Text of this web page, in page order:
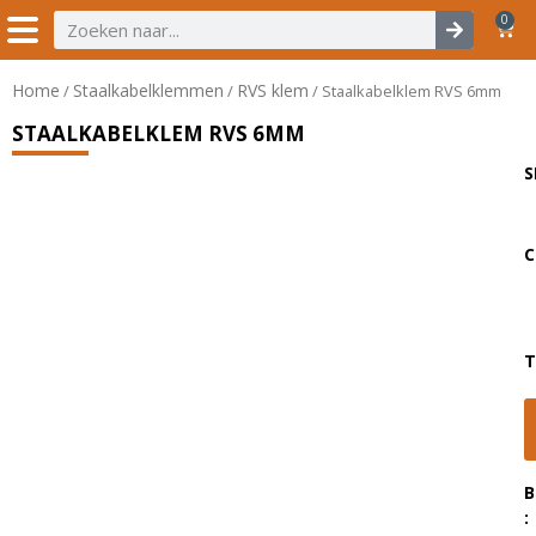
0
Home / Staalkabelklemmen / RVS klem / Staalkabelklem RVS 6mm
STAALKABELKLEM RVS 6MM
: